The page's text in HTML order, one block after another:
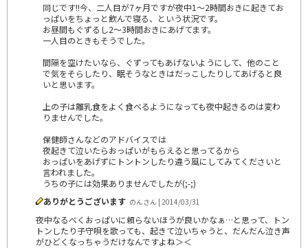
同じです!!今、二人目が7ヶ月ですが夜中1～2時間おきに起きてお
っぱいをちょっと飲んで寝る、という状況です。
お昼間もぐずるし2～3時間おきにあげてます。
一人目のときもそうでした。
間隔を空けたいなら、ぐずってもあげないようにして、他のこと
で気をそらしたり、眠そうなときはだっこしたりしてあげると良
いと思います。
上の子は離乳食をよく食べるようになっても夜中起きるのは変わ
りませんでした。
保健師さんなどのアドバイスでは
夜起きて泣いたらおっぱいがもらえると思ってるから
おっぱいをあげずにトントンしたり違う風にしてみてくださいと
言われました。
うちの子には効果ありませんでしたが(;-;)
ありがとうございます のんさん | 2014/03/31
夜中なるべくおっぱいに頼らないほうが良いかなぁ…と思って、トン
トンしたり子守唄を歌っても、起きて泣いちゃうと、だんだん泣き声
がひどくなっちゃうだけなんですよね＞＜